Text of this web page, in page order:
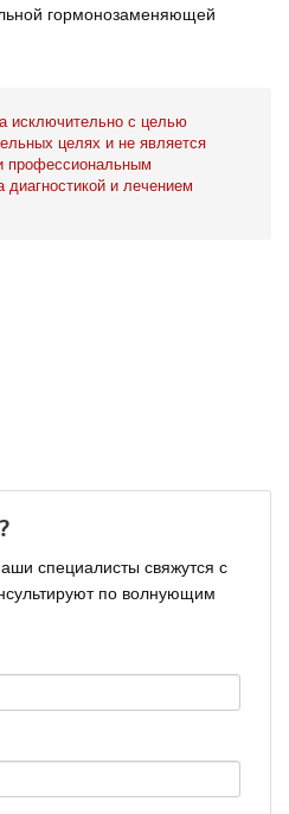
гормонозаменяющей
исключительно с целью
целях и не является
профессиональным
и лечением
специалисты свяжутся с
по волнующим